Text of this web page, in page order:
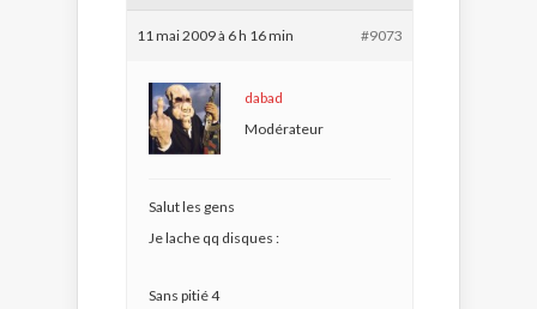
11 mai 2009 à 6 h 16 min #9073
dabad
Modérateur
Salut les gens
Je lache qq disques :
Sans pitié 4